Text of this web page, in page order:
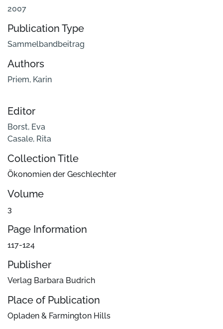
2007
Publication Type
Sammelbandbeitrag
Authors
Priem, Karin
Editor
Borst, Eva
Casale, Rita
Collection Title
Ökonomien der Geschlechter
Volume
3
Page Information
117-124
Publisher
Verlag Barbara Budrich
Place of Publication
Opladen & Farmington Hills